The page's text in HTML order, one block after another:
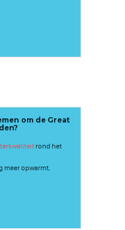
om de Great
rond het
meer opwarmt,